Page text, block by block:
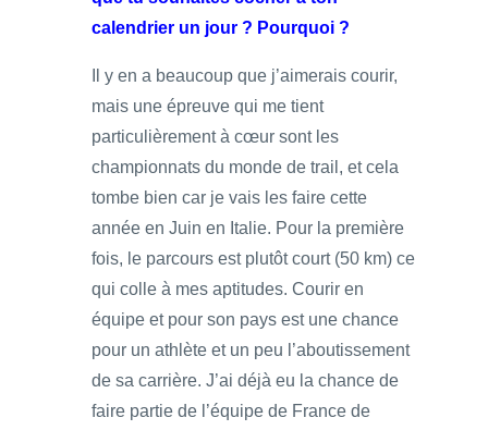
calendrier un jour ? Pourquoi ?
Il y en a beaucoup que j’aimerais courir,
mais une épreuve qui me tient
particulièrement à cœur sont les
championnats du monde de trail, et cela
tombe bien car je vais les faire cette
année en Juin en Italie. Pour la première
fois, le parcours est plutôt court (50 km) ce
qui colle à mes aptitudes. Courir en
équipe et pour son pays est une chance
pour un athlète et un peu l’aboutissement
de sa carrière. J’ai déjà eu la chance de
faire partie de l’équipe de France de